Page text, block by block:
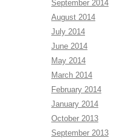
September 2014
August 2014
July 2014
June 2014
May 2014
March 2014
February 2014
January 2014
October 2013
September 2013